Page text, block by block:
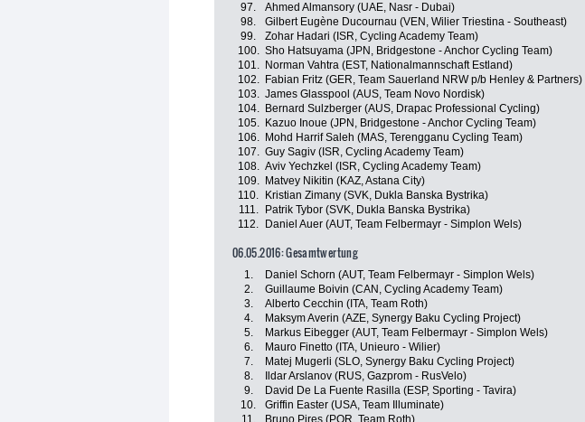
97.
Ahmed Almansory (UAE, Nasr - Dubai)
98.
Gilbert Eugène Ducournau (VEN, Wilier Triestina - Southeast)
99.
Zohar Hadari (ISR, Cycling Academy Team)
100. Sho Hatsuyama (JPN, Bridgestone - Anchor Cycling Team)
101.
Norman Vahtra (EST, Nationalmannschaft Estland)
102.
Fabian Fritz (GER, Team Sauerland NRW p/b Henley & Partners)
103. James Glasspool (AUS, Team Novo Nordisk)
104.
Bernard Sulzberger (AUS, Drapac Professional Cycling)
105.
Kazuo Inoue (JPN, Bridgestone - Anchor Cycling Team)
106.
Mohd Harrif Saleh (MAS, Terengganu Cycling Team)
107. Guy Sagiv (ISR, Cycling Academy Team)
108. Aviv Yechzkel (ISR, Cycling Academy Team)
109.
Matvey Nikitin (KAZ, Astana City)
110.
Kristian Zimany (SVK, Dukla Banska Bystrika)
111.
Patrik Tybor (SVK, Dukla Banska Bystrika)
112.
Daniel Auer (AUT, Team Felbermayr - Simplon Wels)
06.05.2016: Gesamtwertung
1. Daniel Schorn (AUT, Team Felbermayr - Simplon Wels)
2.
Guillaume Boivin (CAN, Cycling Academy Team)
3.
Alberto Cecchin (ITA, Team Roth)
4.
Maksym Averin (AZE, Synergy Baku Cycling Project)
5.
Markus Eibegger (AUT, Team Felbermayr - Simplon Wels)
6.
Mauro Finetto (ITA, Unieuro - Wilier)
7.
Matej Mugerli (SLO, Synergy Baku Cycling Project)
8.
Ildar Arslanov (RUS, Gazprom - RusVelo)
9.
David De La Fuente Rasilla (ESP, Sporting - Tavira)
10.
Griffin Easter (USA, Team Illuminate)
11.
Bruno Pires (POR, Team Roth)